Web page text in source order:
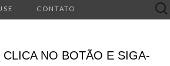
CONTATO
Search
for:
CLICA NO BOTÃO E SIGA-